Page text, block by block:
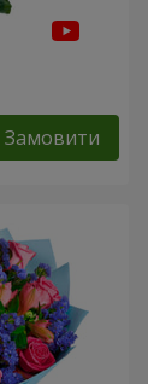
Замовити